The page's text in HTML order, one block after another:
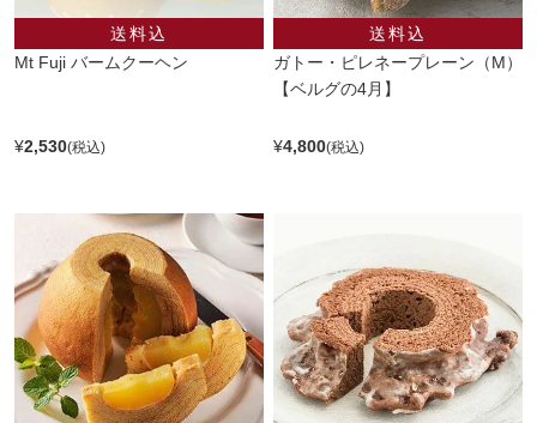
Mt Fuji バームクーヘン
¥2,530
ガトー・ピレネープレーン（M）
【ベルグの4月】
¥4,800